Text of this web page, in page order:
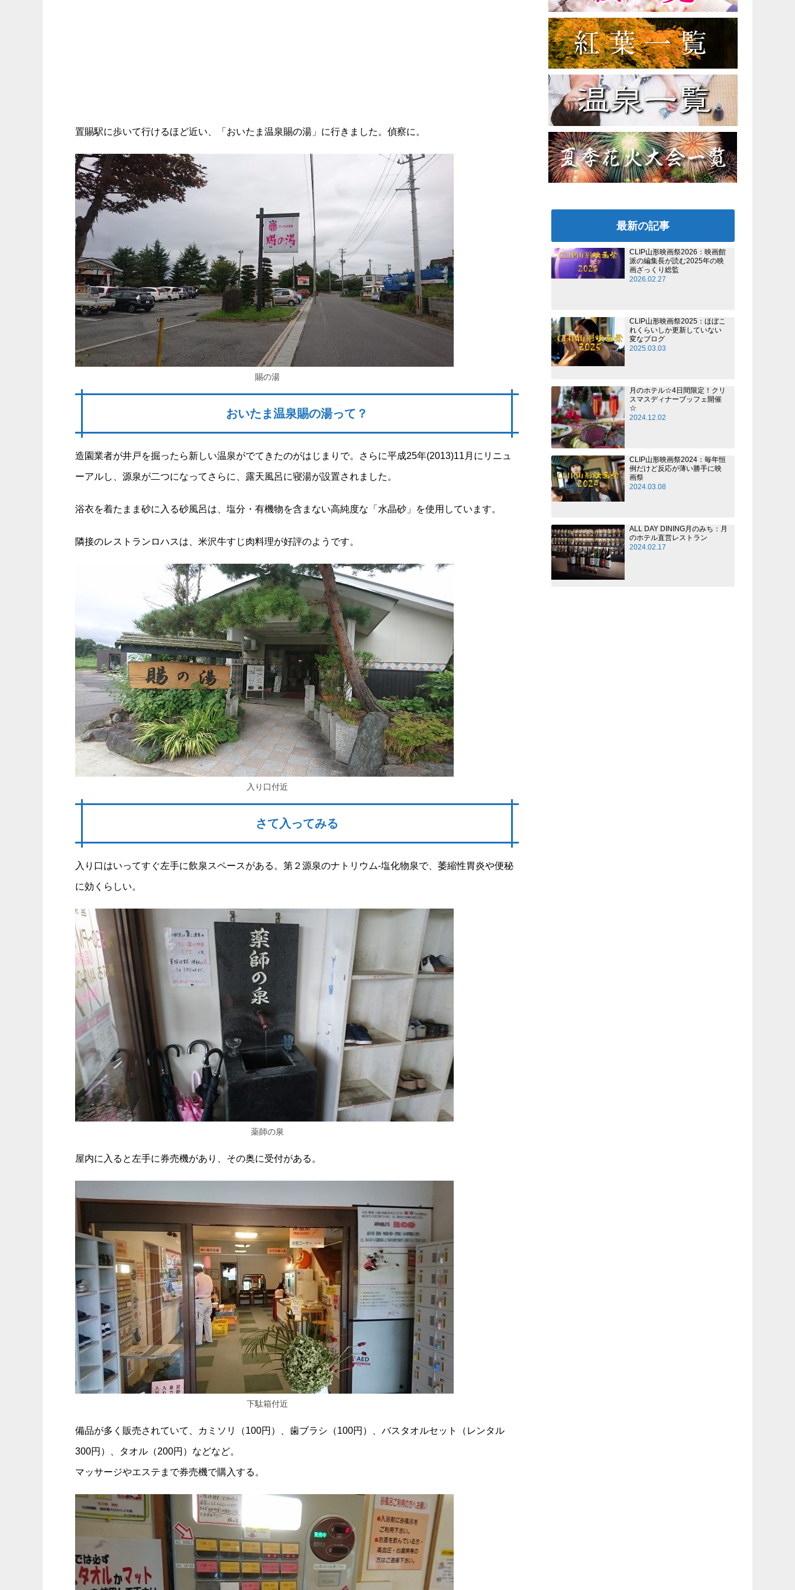
置賜駅に歩いて行けるほど近い、「おいたま温泉賜の湯」に行きました。偵察に。
賜の湯
おいたま温泉賜の湯って？
造園業者が井戸を掘ったら新しい温泉がでてきたのがはじまりで。さらに平成25年(2013)11月にリニュ
ーアルし、源泉が二つになってさらに、露天風呂に寝湯が設置されました。
浴衣を着たまま砂に入る砂風呂は、塩分・有機物を含まない高純度な「水晶砂」を使用しています。
隣接のレストランロハスは、米沢牛すじ肉料理が好評のようです。
入り口付近
さて入ってみる
入り口はいってすぐ左手に飲泉スペースがある。第２源泉のナトリウム-塩化物泉で、萎縮性胃炎や便秘
に効くらしい。
薬師の泉
屋内に入ると左手に券売機があり、その奥に受付がある。
下駄箱付近
備品が多く販売されていて、カミソリ（100円）、歯ブラシ（100円）、バスタオルセット（レンタル
300円）、タオル（200円）などなど。
マッサージやエステまで券売機で購入する。
最新の記事
CLIP山形映画祭2026：映画館
派の編集長が読む2025年の映
画ざっくり総監
2026.02.27
CLIP山形映画祭2025：ほぼこ
れくらいしか更新していない
変なブログ
2025.03.03
月のホテル☆4日間限定！クリ
スマスディナーブッフェ開催
☆
2024.12.02
CLIP山形映画祭2024：毎年恒
例だけど反応が薄い勝手に映
画祭
2024.03.08
ALL DAY DINING月のみち：月
のホテル直営レストラン
2024.02.17